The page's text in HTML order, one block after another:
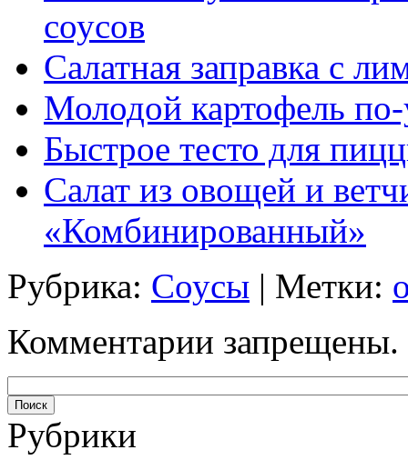
соусов
Салатная заправка с
Молодой картофель
Быстрое тесто для
Салат из овощей и
«Комбинированный»
Рубрика: Соусы | Метки:
Комментарии запрещены.
Рубрики